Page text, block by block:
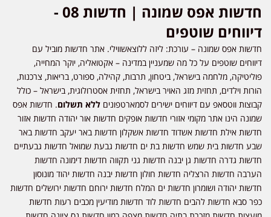
חדשות אפס שמונה | חדשות 08 -
דיווחים שוטפים
חדשות אפס שמונה – עורכת: ליזה ללוצאשווילי. אתר חדשות מוביל עם
דיווחים שוטפים על כל מה שמעניין במדינה – אקטואליה, יוקר המחייה,
פוליטיקה, מלחמה בישראל, ביטחון, תרבות, קהילה, ספורט, בריאות, צרכנות,
הורות וילדים, תחזית מזג האויר בישראל, תחזית אסטרולוגית, בישראל – כולל
קבוצות ווטסאפ עם דיווחים ישירים לסמארטפונים ללא תשלום. חדשות אפס
שמונה הינו אתר מקומי אזורי חדשות אופקים חדשות אור יהודה חדשות אזור
חדשות אילת חדשות אשדוד חדשות אשקלון חדשות באר יעקב חדשות באר
שבע חדשות בית שמש חדשות בת ים חדשות גבעת שמואל חדשות גבעתיים
חדשות גדרה חדשות גן יבנה חדשות גני תקווה חדשות דימונה חדשות
הערבה חדשות הרצליה חדשות חולון חדשות יבנה חדשות יהוד מונוסון
חדשות יהודה ושומרון חדשות ים המלח חדשות ירוחם חדשות ירושלים חדשות
כפר סבא חדשות להבים חדשות לוד חדשות מודיעין מכבים רעות חדשות